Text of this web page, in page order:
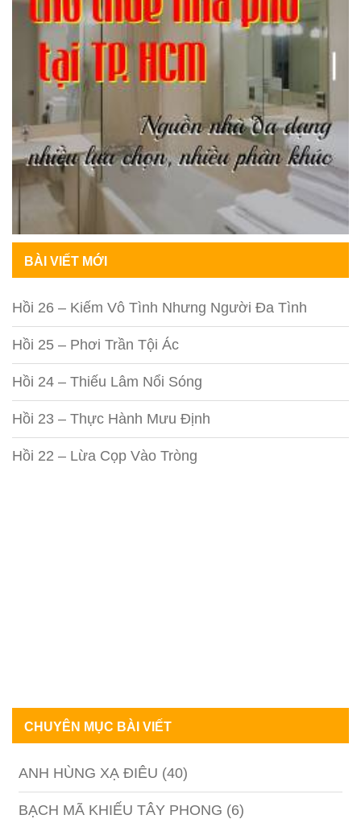
BÀI VIẾT MỚI
Hồi 26 – Kiếm Vô Tình Nhưng Người Đa Tình
Hồi 25 – Phơi Trần Tội Ác
Hồi 24 – Thiếu Lâm Nổi Sóng
Hồi 23 – Thực Hành Mưu Định
Hồi 22 – Lừa Cọp Vào Tròng
CHUYÊN MỤC BÀI VIẾT
ANH HÙNG XẠ ĐIÊU (40)
BẠCH MÃ KHIẾU TÂY PHONG (6)